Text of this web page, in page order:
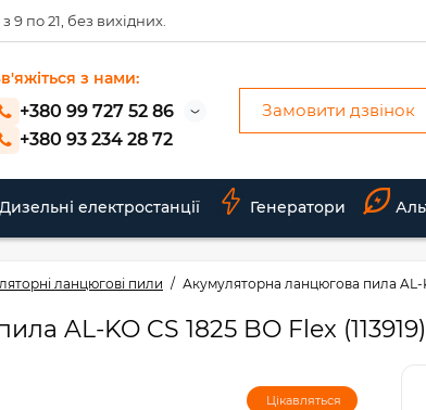
9 по 21, без вихідних.
з нами:
+380 99 727 52 86
+380 93 234 28 72
Замовити дзвінок
Дизельні електростанції Генератори
ланцюгові пили Акумуляторна ланцюгова пила AL-
AL-KO CS 1825 BO Flex (113919)
Цікавляться